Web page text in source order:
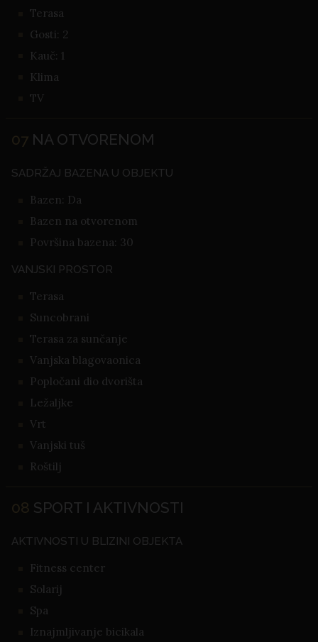
Terasa
Gosti: 2
Kauč: 1
Klima
TV
07 NA OTVORENOM
SADRŽAJ BAZENA U OBJEKTU
Bazen: Da
Bazen na otvorenom
Površina bazena: 30
VANJSKI PROSTOR
Terasa
Suncobrani
Terasa za sunčanje
Vanjska blagovaonica
Popločani dio dvorišta
Ležaljke
Vrt
Vanjski tuš
Roštilj
08 SPORT I AKTIVNOSTI
AKTIVNOSTI U BLIZINI OBJEKTA
Fitness center
Solarij
Spa
Iznajmljivanje bicikala